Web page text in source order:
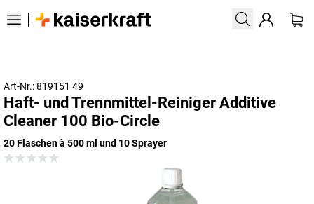
Art-Nr.: 819151 49
Haft- und Trennmittel-Reiniger Additive
Cleaner 100 Bio-Circle
20 Flaschen à 500 ml und 10 Sprayer